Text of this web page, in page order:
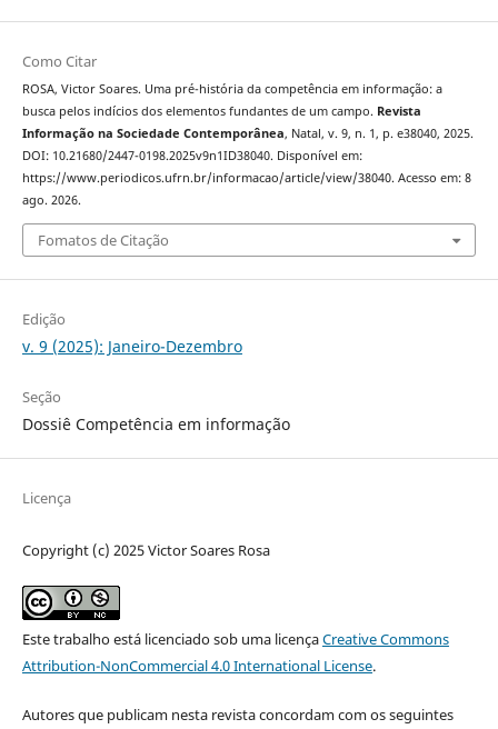
Como Citar
ROSA, Victor Soares. Uma pré-história da competência em informação: a
busca pelos indícios dos elementos fundantes de um campo. Revista
Informação na Sociedade Contemporânea, Natal, v. 9, n. 1, p. e38040, 2025.
DOI: 10.21680/2447-0198.2025v9n1ID38040. Disponível em:
https://www.periodicos.ufrn.br/informacao/article/view/38040. Acesso em: 8
ago. 2026.
Fomatos de Citação
Edição
v. 9 (2025): Janeiro-Dezembro
Seção
Dossiê Competência em informação
Licença
Copyright (c) 2025 Victor Soares Rosa
Este trabalho está licenciado sob uma licençaCreative Commons
Attribution-NonCommercial 4.0 International License.
Autores que publicam nesta revista concordam com os seguintes